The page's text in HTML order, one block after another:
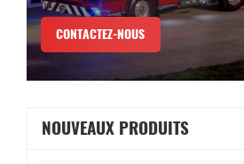
CONTACTEZ-NOUS
NOUVEAUX PRODUITS